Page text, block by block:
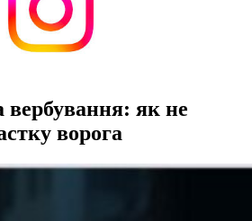
вербування: як не
ворога